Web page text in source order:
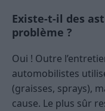
Existe-t-il des
problème ?
Oui ! Outre
automobilistes
(graisses, sprays),
cause. Le plus sûr